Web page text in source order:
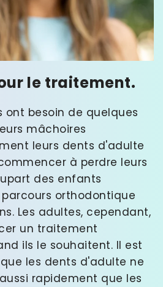
le traitement.
ont besoin de quelques
mâchoires
leurs dents d'adulte
à perdre leurs
des enfants
orthodontique
Les adultes, cependant,
un traitement
ils le souhaitent. Il est
les dents d'adulte ne
rapidement que les